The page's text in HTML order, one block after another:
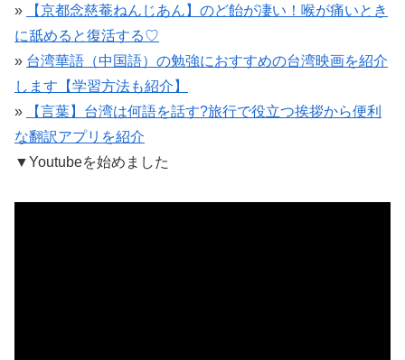
»
【京都念慈菴ねんじあん】のど飴が凄い！喉が痛いとき
に舐めると復活する♡
» 台湾華語（中国語）の勉強におすすめの台湾映画を紹介
します【学習方法も紹介】
»
【言葉】台湾は何語を話す?旅行で役立つ挨拶から便利
な翻訳アプリを紹介
▼Youtubeを始めました